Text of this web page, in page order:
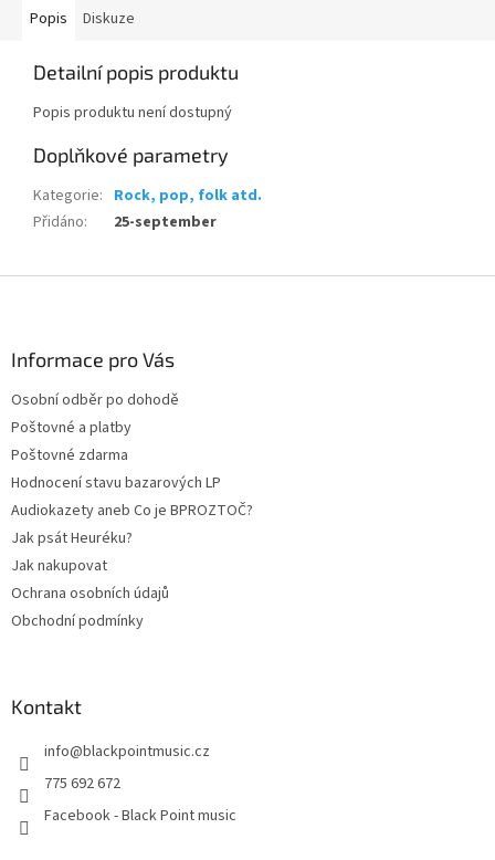
Popis Diskuze
Detailní popis produktu
Popis produktu není dostupný
Doplňkové parametry
Kategorie: Rock, pop, folk atd.
Přidáno: 25-september
Informace pro Vás
Osobní odběr po dohodě
Poštovné a platby
Poštovné zdarma
Hodnocení stavu bazarových LP
Audiokazety aneb Co je BPROZTOČ?
Jak psát Heuréku?
Jak nakupovat
Ochrana osobních údajů
Obchodní podmínky
Kontakt
info@blackpointmusic.cz
775 692 672
Facebook - Black Point music